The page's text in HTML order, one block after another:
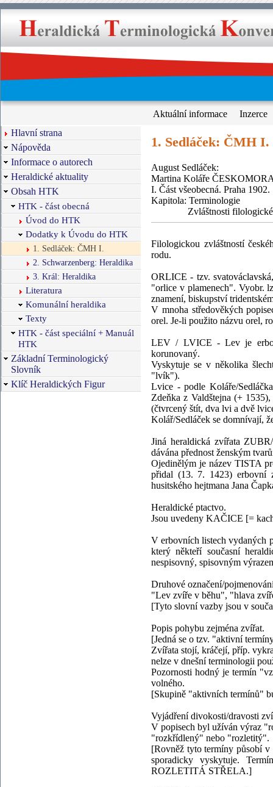
Aktuální informace
Inzerce
Hlavní strana
Nápověda
Informace o autorech
Heraldické aktuality
Obsah HTK
HTK - část obecná
Úvod do HTK
Dodatky k Úvodu do HTK
1. Sedláček: ČMH I.
2. Schwarzenberg: Heraldika
3. Král: Heraldika
Literatura
Komunální heraldika
Texty
HTK - část speciální + Manuál
HTK
Základní Terminologický
Slovník
Klíč Heraldických Figur
1. Sedláček: ČMH I.
August Sedláček:
Martina Koláře
I. Část všeobecná. Praha 1902.
Kapitola: Terminologie
Zvláštnosti filologické
Filologickou zvláštností
rodu.
ORLICE - tzv.
"orlice v plamenech". Vyobr.
znamení, biskupství
V mnoha středověkých
orel. Je-li použito názvu orel,
LEV / LVICE - Lev je
korunovaný.
Vyskytuje se v několika
"lvík").
Lvice - podle Koláře/
Zdeňka z Valdštejna (+
(čtvrcený štít, dva lvi a dvě
Kolář/Sedláček se domnívají,
Jiná heraldická zvířata
dávána přednost ženským
Ojedinělým je název TISTA
přidal (13. 7. 1423) erbovní
husitského hejtmana Jana
Heraldické ptactvo.
Jsou uvedeny KAČICE [=
V erbovních listech vydaných
který někteří současní
nespisovný, spisovným
Druhové označení/
"Lev zvíře v běhu", "hlava
[Tyto slovní vazby jsou v
Popis pohybu zejména zvířat.
[Jedná se o tzv. "aktivní
Zvířata stojí, kráčejí, příp.
nelze v dnešní terminologii
Pozornosti hodný je termín
volného.
[Skupině "aktivních termínů"
Vyjádření divokosti/dravosti
V popisech byl užíván výraz
"rozkřídlený" nebo "rozletitý".
[Rovněž tyto termíny působí
sporadicky vyskytuje.
ROZLETITÁ STŘELA.]